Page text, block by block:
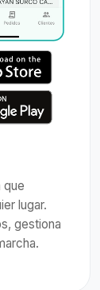
que
lugar.
gestiona